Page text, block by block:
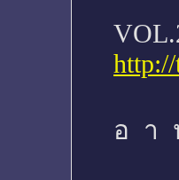
อ า